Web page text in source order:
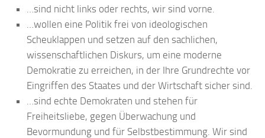
…sind nicht links oder rechts, wir sind vorne.
…wollen eine Politik frei von ideologischen
Scheuklappen und setzen auf den sachlichen,
wissenschaftlichen Diskurs, um eine moderne
Demokratie zu erreichen, in der Ihre Grundrechte vor
Eingriffen des Staates und der Wirtschaft sicher sind.
…sind echte Demokraten und stehen für
Freiheitsliebe, gegen Überwachung und
Bevormundung und für Selbstbestimmung. Wir sind